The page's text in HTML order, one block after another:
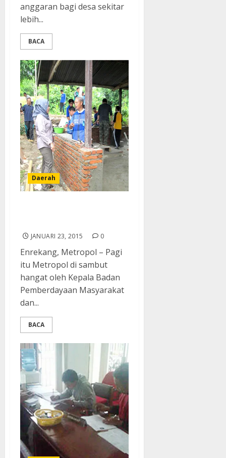
anggaran bagi desa sekitar
lebih...
BACA
Daerah
JANUARI 23, 2015 0
Enrekang, Metropol – Pagi
itu Metropol di sambut
hangat oleh Kepala Badan
Pemberdayaan Masyarakat
dan...
BACA